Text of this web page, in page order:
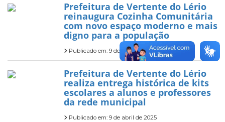
Prefeitura de Vertente do Lério
reinaugura Cozinha Comunitária
com novo espaço moderno e mais
digno para a população
Publicado em: 9 de abril de 2025
Prefeitura de Vertente do Lério
realiza entrega histórica de kits
escolares a alunos e professores
da rede municipal
Publicado em: 9 de abril de 2025